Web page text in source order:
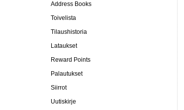
Address Books
Toivelista
Tilaushistoria
Lataukset
Reward Points
Palautukset
Siirrot
Uutiskirje